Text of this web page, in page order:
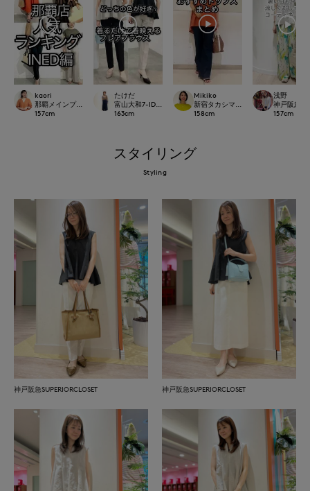
kaori
那覇メインプレイスI.T.'S.international
157cm
たけだ
富山大和7-IDconcept.
163cm
Mikiko
新宿タカシマヤSUPERIOR CLOSET
158cm
浅野
神戸阪急
157cm
スタイリング
Styling
神戸阪急SUPERIORCLOSET 神戸阪急SUPERIORCLOSET